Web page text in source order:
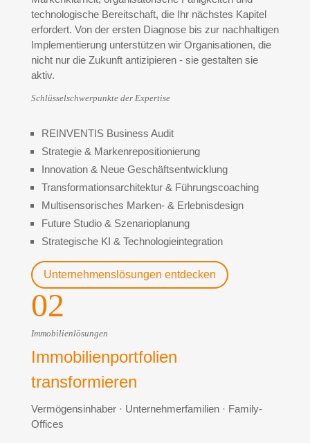
technologische Bereitschaft, die Ihr nächstes Kapitel
erfordert. Von der ersten Diagnose bis zur nachhaltigen
Implementierung unterstützen wir Organisationen, die
nicht nur die Zukunft antizipieren - sie gestalten sie
aktiv.
Schlüsselschwerpunkte der Expertise
REINVENTIS Business Audit
Strategie & Markenrepositionierung
Innovation & Neue Geschäftsentwicklung
Transformationsarchitektur & Führungscoaching
Multisensorisches Marken- & Erlebnisdesign
Future Studio & Szenarioplanung
Strategische KI & Technologieintegration
Unternehmenslösungen entdecken
02
Immobilienlösungen
Immobilienportfolien
transformieren
Vermögensinhaber · Unternehmerfamilien · Family-
Offices